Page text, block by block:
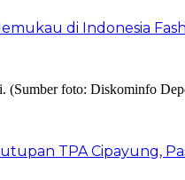
di Indonesia
TPA Cipayung,